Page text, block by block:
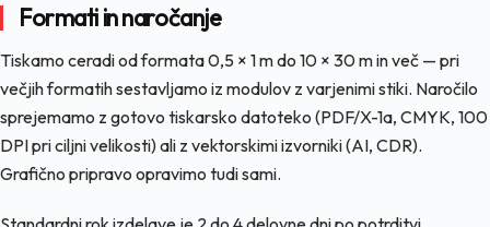
Formati in naročanje
Tiskamo ceradi od formata 0,5 × 1 m do 10 × 30 m in več — pri
večjih formatih sestavljamo iz modulov z varjenimi stiki. Naročilo
sprejemamo z gotovo tiskarsko datoteko (PDF/X-1a, CMYK, 100
DPI pri ciljni velikosti) ali z vektorskimi izvorniki (AI, CDR).
Grafično pripravo opravimo tudi sami.